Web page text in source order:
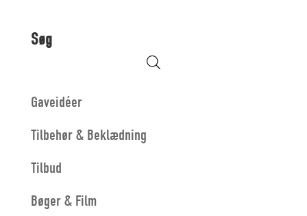
Søg
Gaveidéer
Tilbehør & Beklædning
Tilbud
Bøger & Film